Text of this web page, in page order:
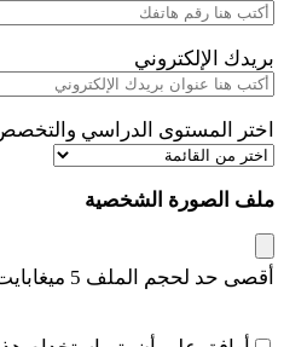
بريدك الإلكتروني
اختر المستوى الدراسي
ملف الصورة الشخصية
أقصى حد لحجم الملف 5 ميغابايت